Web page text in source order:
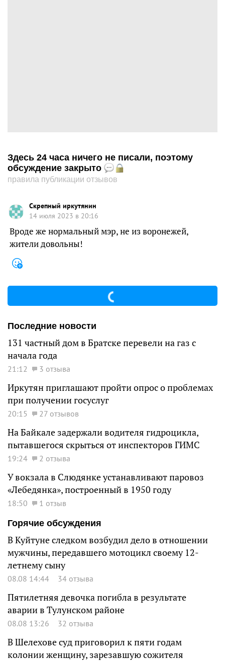
Здесь 24 часа ничего не писали, поэтому
обсуждение закрыто
правила публикации отзывов
Скрепный иркутянин
14 июля 2023 в 20:16
Вроде же нормальный мэр, не из воронежей,
жители довольны!
Последние новости
131 частный дом в Братске перевели на газ с
начала года
21:12 3 отзыва
Иркутян приглашают пройти опрос о проблемах
при получении госуслуг
20:15 27 отзывов
На Байкале задержали водителя гидроцикла,
пытавшегося скрыться от инспекторов ГИМС
19:24 2 отзыва
У вокзала в Слюдянке устанавливают паровоз
«Лебедянка», построенный в 1950 году
18:50
1 отзыв
Горячие обсуждения
В Куйтуне следком возбудил дело в отношении
мужчины, передавшего мотоцикл своему 12-
летнему сыну
08.08 14:44 34 отзыва
Пятилетняя девочка погибла в результате
аварии в Тулунском районе
08.08 13:26 32 отзыва
В Шелехове суд приговорил к пяти годам
колонии женщину, зарезавшую сожителя